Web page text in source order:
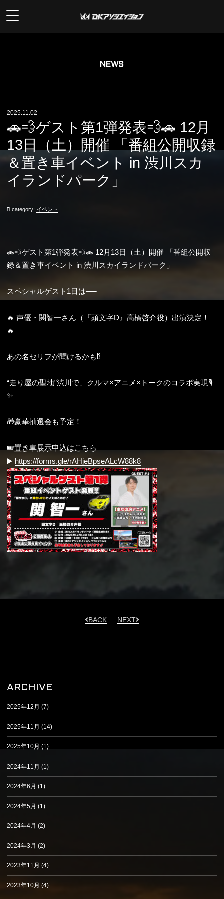
NEWS
2025.11.02
🚗💨ゲスト第1弾発表💨🚗 12月
13日（土）開催 「番組公開収録
＆置き車イベント in 渋川スカ
イランドパーク」
category: イベント
🚗💨ゲスト第1弾発表💨🚗 12月13日（土）開催 「番組公開収
録＆置き車イベント in 渋川スカイランドパーク」
スペシャルゲスト1目は──
🔥 声優・関智一さん（『頭文字D』高橋啓介役）出演決定！
🔥
あの名セリフが聞けるかも⁉️
“走り屋の聖地”渋川で、クルマ×アニメ×トークのコラボ実現🎙
✨
🎁豪華抽選会も予定！
🎟置き車展示申込はこちら
▶️https://forms.gle/rAHjeBpseALcW88k8
BACK NEXT
ARCHIVE
2025年12月 (7)
2025年11月 (14)
2025年10月 (1)
2024年11月 (1)
2024年6月 (1)
2024年5月 (1)
2024年4月 (2)
2024年3月 (2)
2023年11月 (4)
2023年10月(4)